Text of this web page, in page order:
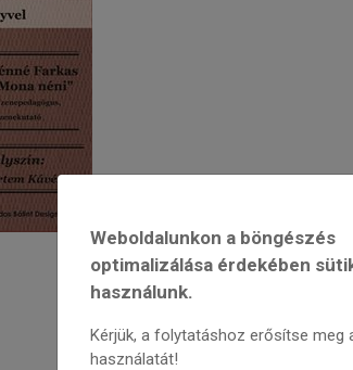
Weboldalunkon a böngészés
optimalizálása érdekében
használunk.
Kérjük, a folytatáshoz erősítse meg
használatát!